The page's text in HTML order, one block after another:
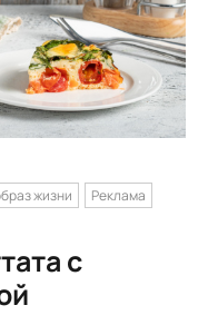
жизни
Реклама
с